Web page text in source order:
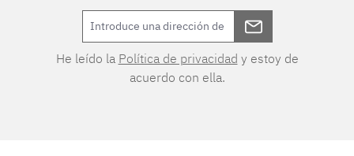
He leído la Política de privacidad y estoy de
acuerdo con ella.